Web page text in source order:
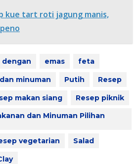
ar
e
kue tart roti jagung manis,
dengan emas feta
minuman Putih Resep
makan siang
Resep piknik
dan Minuman Pilihan
vegetarian Salad